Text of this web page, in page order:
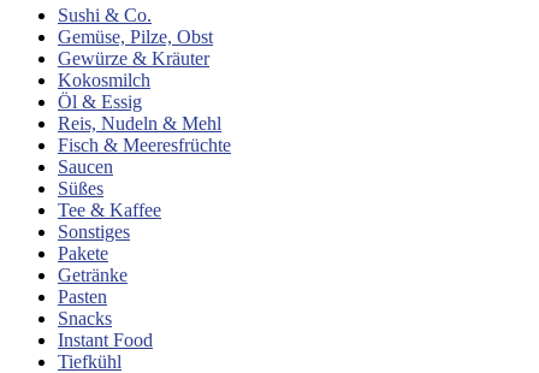
Sushi & Co.
Gemüse, Pilze, Obst
Gewürze & Kräuter
Kokosmilch
Öl & Essig
Reis, Nudeln & Mehl
Fisch & Meeresfrüchte
Saucen
Süßes
Tee & Kaffee
Sonstiges
Pakete
Getränke
Pasten
Snacks
Instant Food
Tiefkühl